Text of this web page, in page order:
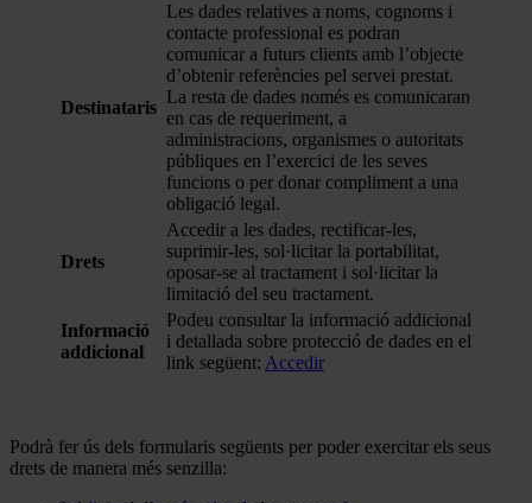
Destinataris
Les dades relatives a noms, cognoms i
contacte professional es podran
comunicar a futurs clients amb l’objecte
d’obtenir referències pel servei prestat.
La resta de dades només es comunicaran
en cas de requeriment, a
administracions, organismes o autoritats
públiques en l’exercici de les seves
funcions o per donar compliment a una
obligació legal.
Drets
Accedir a les dades, rectificar-les,
suprimir-les, sol·licitar la portabilitat,
oposar-se al tractament i sol·licitar la
limitació del seu tractament.
Informació
addicional
Podeu consultar la informació addicional
i detallada sobre protecció de dades en el
link següent: Accedir
Podrà fer ús dels formularis següents per poder exercitar els seus
drets de manera més senzilla: